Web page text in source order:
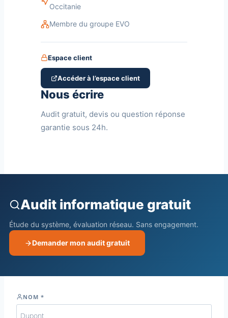
Occitanie
Membre du groupe EVO
Espace client
Accéder à l’espace client
Nous écrire
Audit gratuit, devis ou question réponse
garantie sous 24h.
Audit informatique gratuit
Étude du système, évaluation réseau. Sans engagement.
Demander mon audit gratuit
NOM *